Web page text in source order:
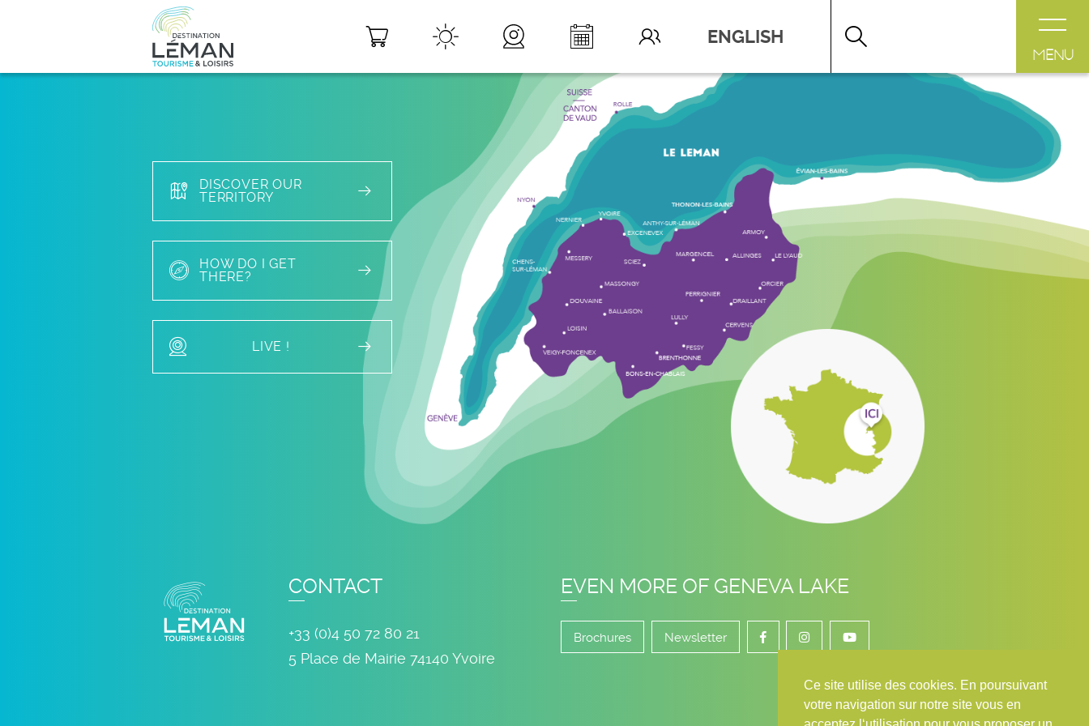
Ce site utilise des cookies. En poursuivant
votre navigation sur notre site vous en
MENU
DESTINATION LÉMAN
DISCOVER OUR
TERRITORY
HOW DO I GET
THERE?
LIVE !
CONTACT
+33 (0)4 50 72 80 21
5 Place de Mairie74140Yvoire
EVEN MORE OF GENEVA LAKE
Brochures Newsletter